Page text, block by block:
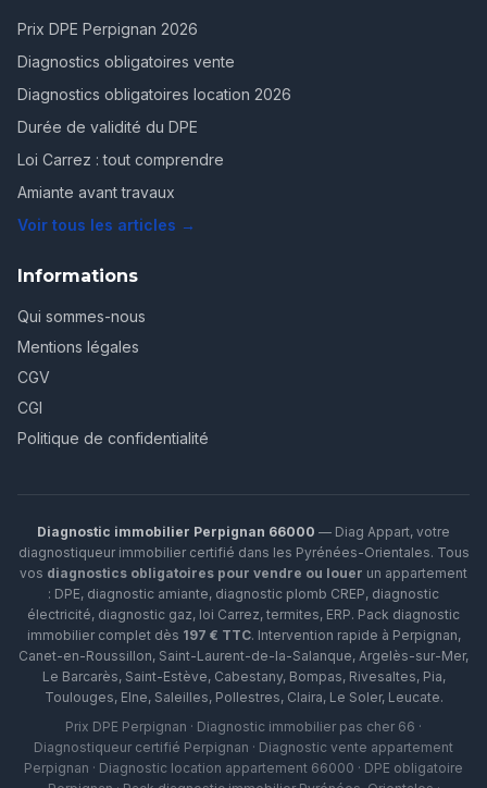
Prix DPE Perpignan 2026
Diagnostics obligatoires vente
Diagnostics obligatoires location 2026
Durée de validité du DPE
Loi Carrez : tout comprendre
Amiante avant travaux
Voir tous les articles →
Informations
Qui sommes-nous
Mentions légales
CGV
CGI
Politique de confidentialité
Diagnostic immobilier Perpignan 66000 — Diag Appart, votre
diagnostiqueur immobilier certifié dans les Pyrénées-Orientales. Tous
vos diagnostics obligatoires pour vendre ou louer un appartement
: DPE, diagnostic amiante, diagnostic plomb CREP, diagnostic
électricité, diagnostic gaz, loi Carrez, termites, ERP. Pack diagnostic
immobilier complet dès 197 € TTC. Intervention rapide à Perpignan,
Canet-en-Roussillon, Saint-Laurent-de-la-Salanque, Argelès-sur-Mer,
Le Barcarès, Saint-Estève, Cabestany, Bompas, Rivesaltes, Pia,
Toulouges, Elne, Saleilles, Pollestres, Claira, Le Soler, Leucate.
Prix DPE Perpignan · Diagnostic immobilier pas cher 66 ·
Diagnostiqueur certifié Perpignan · Diagnostic vente appartement
Perpignan · Diagnostic location appartement 66000 · DPE obligatoire